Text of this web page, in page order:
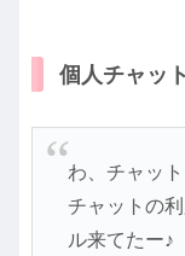
個人チャッ
わ、チャッ
チャットの
ル来てたー♪